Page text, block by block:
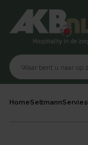
HomeSeltmannServies